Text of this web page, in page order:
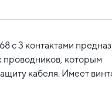
с 3 контактами
проводников, которым
кабеля. Имеет